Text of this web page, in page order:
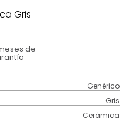
Gris
de
Genérico
Gris
Cerámica